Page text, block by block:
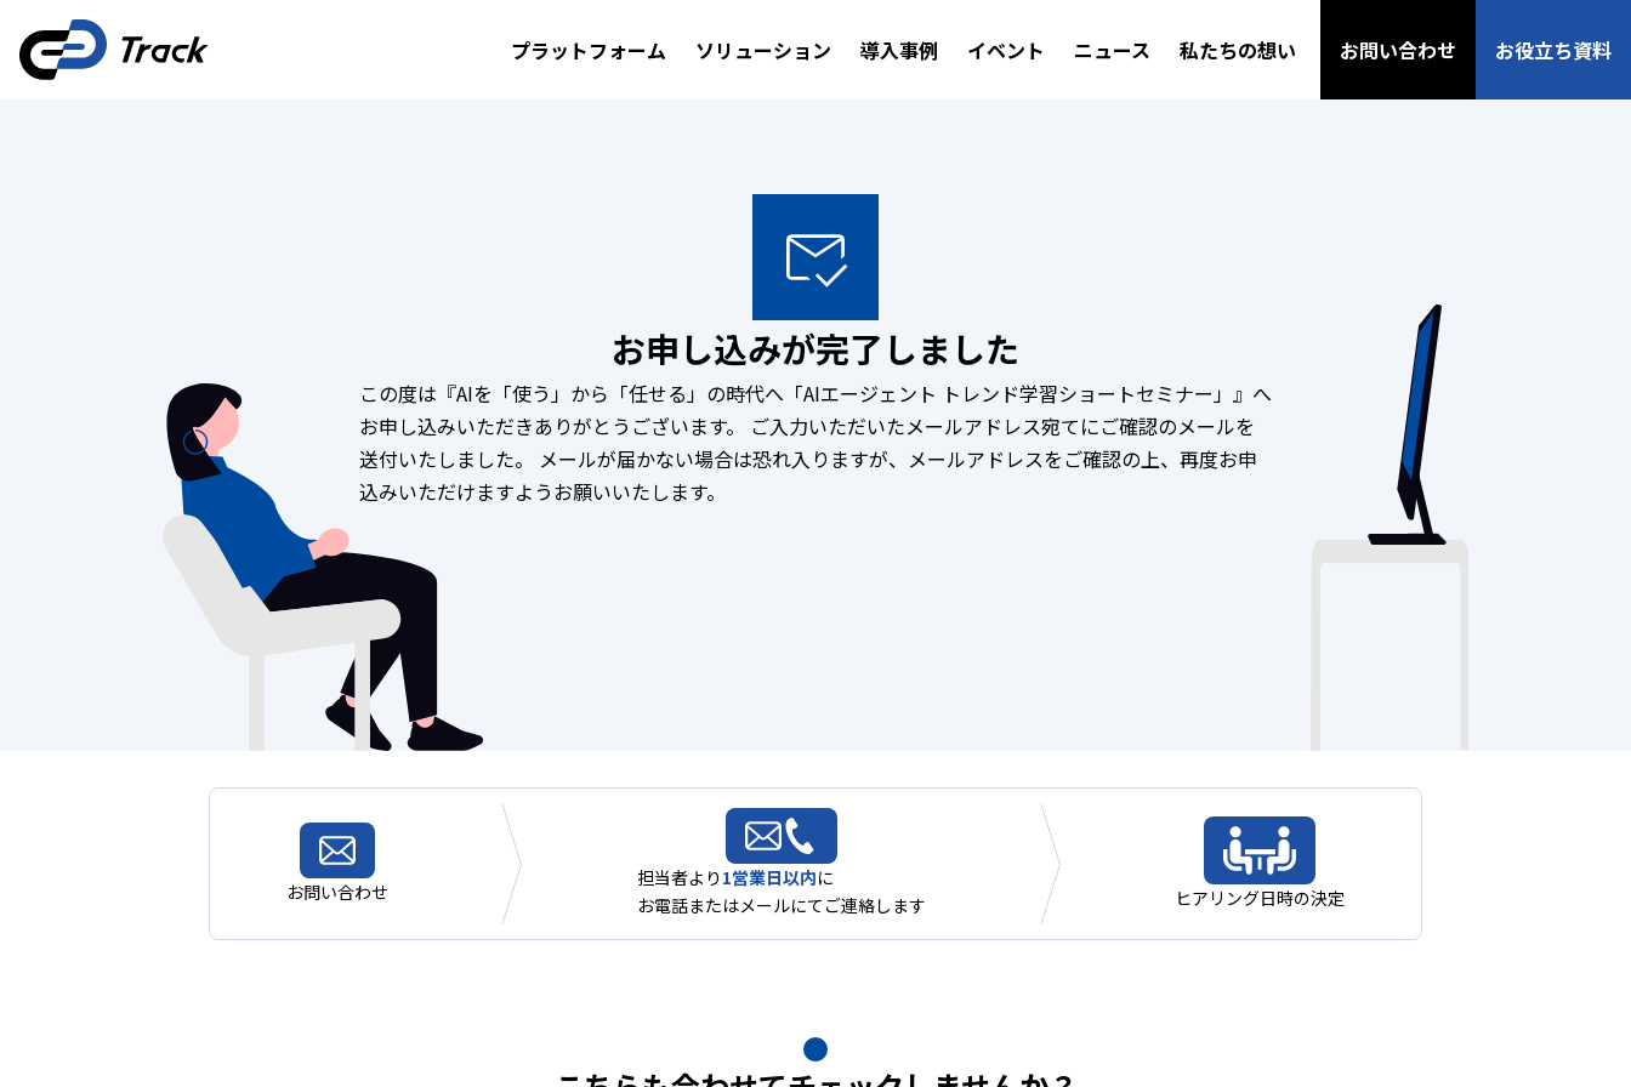
プラットフォーム ソリューション 導入事例 イベント ニュース 私たちの想い お問い合わせ お役立ち資料
お申し込みが完了しました
この度は『AIを「使う」から「任せる」の時代へ「AIエージェント トレンド学習ショートセミナー」』へ
お申し込みいただきありがとうございます。 ご入力いただいたメールアドレス宛てにご確認のメールを
送付いたしました。 メールが届かない場合は恐れ入りますが、メールアドレスをご確認の上、再度お申
込みいただけますようお願いいたします。
お問い合わせ
担当者より 1営業日以内に
お電話またはメールにてご連絡します
ヒアリング日時の決定